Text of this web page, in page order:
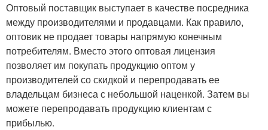
Оптовый поставщик выступает в качестве посредника
между производителями и продавцами. Как правило,
оптовик не продает товары напрямую конечным
потребителям. Вместо этого оптовая лицензия
позволяет им покупать продукцию оптом у
производителей со скидкой и перепродавать ее
владельцам бизнеса с небольшой наценкой. Затем вы
можете перепродавать продукцию клиентам с
прибылью.